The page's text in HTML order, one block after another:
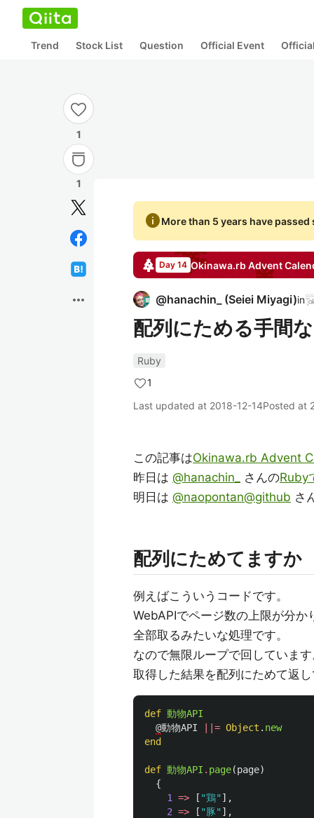
Trend Stock List Question Official Event
1
1
more_horiz
infoMore than 5 years have passed
Day 14 Okinawa.rbAdvent
@hanachin_ (Seiei Miyagi)in
配列にためる手間
Ruby
1
Last updated at 2018-12-14Posted at
この記事はOkinawa.rb Advent
昨日は @hanachin_ さんのRuby
明日は @naopontan@github さ
配列にためてますか
例えばこういうコードです。
WebAPIでページ数の上限が分か
全部取るみたいな処理です。
なので無限ループで回しています
取得した結果を配列にためて返し
def 動物API
@動物API ||= Object . new
end
def 動物API . page(page)
{
1
=> [ "鶏" ],
2 => [ "豚" ],